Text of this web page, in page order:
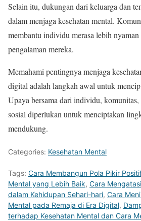
Selain itu, dukungan dari keluarga dan
dalam menjaga kesehatan mental.
membantu individu merasa lebih nyaman
pengalaman mereka.
Memahami pentingnya menjaga
digital adalah langkah awal untuk
Upaya bersama dari individu,
sosial diperlukan untuk menciptakan
mendukung.
Categories: Kesehatan Mental
Tags: Cara Membangun Pola Pikir
Mental yang Lebih Baik, Cara
dalam Kehidupan Sehari-hari, Cara
Mental pada Remaja di Era Digital,
terhadap Kesehatan Mental dan Cara